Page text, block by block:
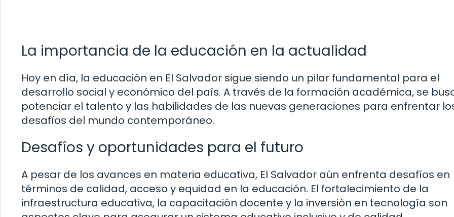
La importancia de la educación en la actualidad
Hoy en día, la educación en El Salvador sigue siendo un pilar fundamental para el
desarrollo social y económico del país. A través de la formación académica, se
potenciar el talento y las habilidades de las nuevas generaciones para enfrentar
desafíos del mundo contemporáneo.
Desafíos y oportunidades para el futuro
A pesar de los avances en materia educativa, El Salvador aún enfrenta desafíos en
términos de calidad, acceso y equidad en la educación. El fortalecimiento de la
infraestructura educativa, la capacitación docente y la inversión en tecnología son